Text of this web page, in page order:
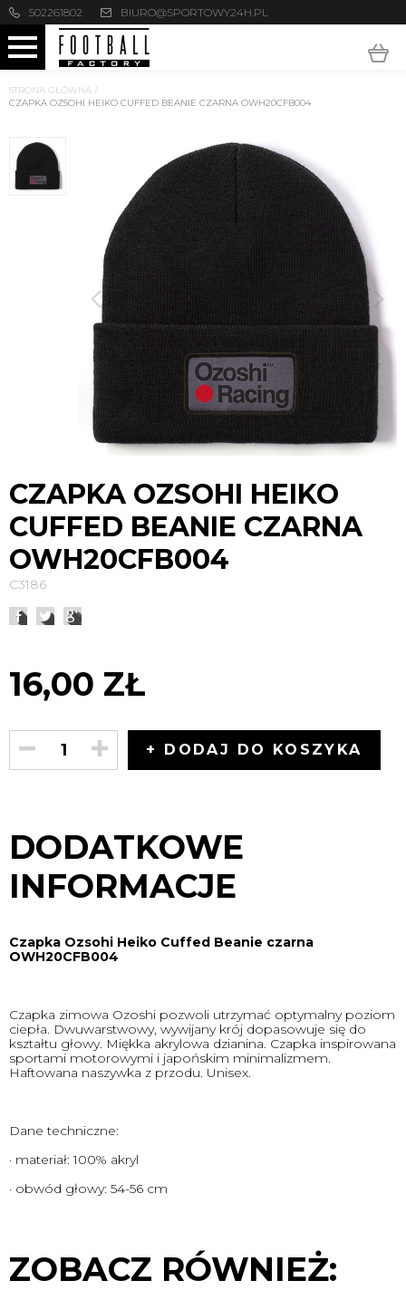
502261802 BIURO@SPORTOWY24H.PL
STRONA GŁÓWNA /
CZAPKA OZSOHI HEIKO CUFFED BEANIE CZARNA OWH20CFB004
CZAPKA OZSOHI HEIKO
CUFFED BEANIE CZARNA
OWH20CFB004
C3186
16,00 ZŁ
+ DODAJ DO KOSZYKA
DODATKOWE
INFORMACJE
Czapka Ozsohi Heiko Cuffed Beanie czarna
OWH20CFB004
Czapka zimowa Ozoshi pozwoli utrzymać optymalny poziom
ciepła. Dwuwarstwowy, wywijany krój dopasowuje się do
kształtu głowy. Miękka akrylowa dzianina. Czapka inspirowana
sportami motorowymi i japońskim minimalizmem.
Haftowana naszywka z przodu. Unisex.
Dane techniczne:
· materiał: 100% akryl
· obwód głowy: 54-56 cm
ZOBACZ RÓWNIEŻ: